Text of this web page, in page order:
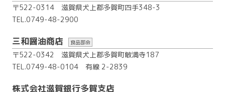
〒522-0314 滋賀県犬上郡多賀町四手348-3
TEL.0749-48-2900
三和醤油商店 食品部会
〒522-0342 滋賀県犬上郡多賀町敏満寺187
TEL.0749-48-0104
有線 2-2839
株式会社滋賀銀行多賀支店